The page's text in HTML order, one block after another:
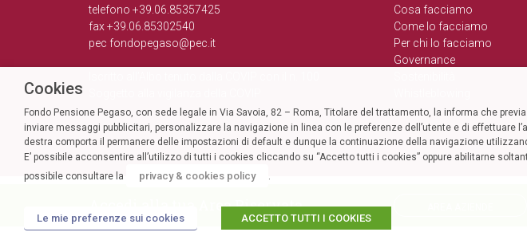
telefono +39.06.85357425
fax +39.06.85302540
pec fondopegaso@pec.it
Cosa facciamo
Come lo facciamo
Per chi lo facciamo
Governance
Accedi alla tua Area Riservata
Cookies
Fondo Pensione Pegaso, con sede legale in Via Savoia, 82 – Roma, Titolare del trattamento, la informa che
inviare messaggi pubblicitari, personalizzare la navigazione in linea con le preferenze dell’utente e di effettuare
destra comporta il permanere delle impostazioni di default e dunque la continuazione della navigazione
E’ possibile acconsentire all’utilizzo di tutti i cookies cliccando su “Accetto tutti i cookies” oppure abilitarne
possibile consultare la
privacy & cookies policy .
Le mie preferenze sui cookies ACCETTO TUTTI I COOKIES